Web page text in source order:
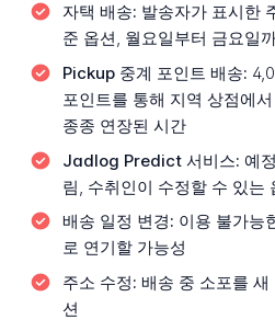
자택 배송: 발송자가 표시한
준 옵션, 월요일부터 금요일
Pickup 중계 포인트 배송:
포인트를 통해 지역 상점에
종종 연장된 시간
Jadlog Predict 서비스: 예
림, 수취인이 수정할 수 있는
배송 일정 변경: 이용 불가능
로 연기할 가능성
주소 수정: 배송 중 소포를
션